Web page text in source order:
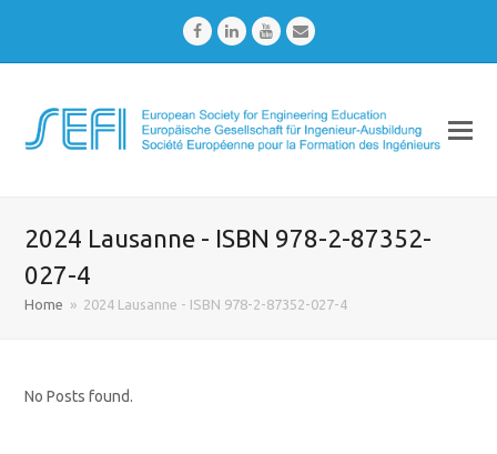
FacebookLinkedInYoutubeEmail
2024 Lausanne - ISBN 978-2-87352-
027-4
Home » 2024 Lausanne - ISBN 978-2-87352-027-4
No Posts found.